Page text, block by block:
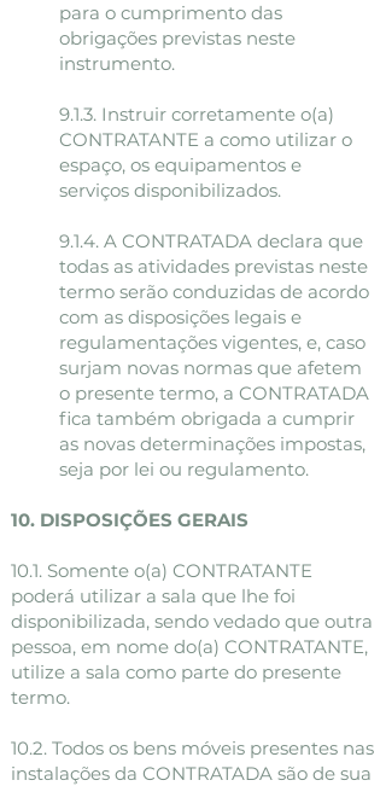
para o cumprimento das
obrigações previstas neste
instrumento.
9.1.3. Instruir corretamente o(a)
CONTRATANTE a como utilizar o
espaço, os equipamentos e
serviços disponibilizados.
9.1.4. A CONTRATADA declara que
todas as atividades previstas neste
termo serão conduzidas de acordo
com as disposições legais e
regulamentações vigentes, e, caso
surjam novas normas que afetem
o presente termo, a CONTRATADA
fica também obrigada a cumprir
as novas determinações impostas,
seja por lei ou regulamento.
10. DISPOSIÇÕES GERAIS
10.1. Somente o(a) CONTRATANTE
poderá utilizar a sala que lhe foi
disponibilizada, sendo vedado que outra
pessoa, em nome do(a) CONTRATANTE,
utilize a sala como parte do presente
termo.
10.2. Todos os bens móveis presentes nas
instalações da CONTRATADA são de sua